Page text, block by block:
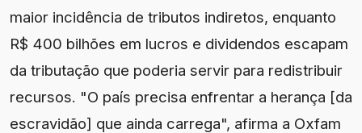
maior incidência de tributos indiretos, enquanto
R$ 400 bilhões em lucros e dividendos escapam
da tributação que poderia servir para redistribuir
recursos. "O país precisa enfrentar a herança [da
escravidão] que ainda carrega", afirma a Oxfam